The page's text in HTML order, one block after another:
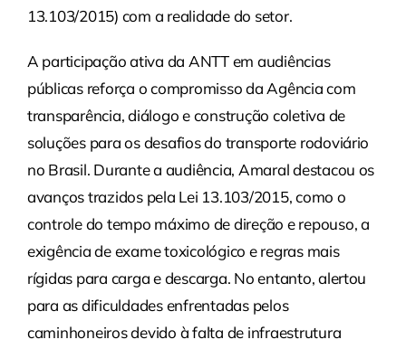
13.103/2015) com a realidade do setor.
A participação ativa da ANTT em audiências
públicas reforça o compromisso da Agência com
transparência, diálogo e construção coletiva de
soluções para os desafios do transporte rodoviário
no Brasil. Durante a audiência, Amaral destacou os
avanços trazidos pela Lei 13.103/2015, como o
controle do tempo máximo de direção e repouso, a
exigência de exame toxicológico e regras mais
rígidas para carga e descarga. No entanto, alertou
para as dificuldades enfrentadas pelos
caminhoneiros devido à falta de infraestrutura